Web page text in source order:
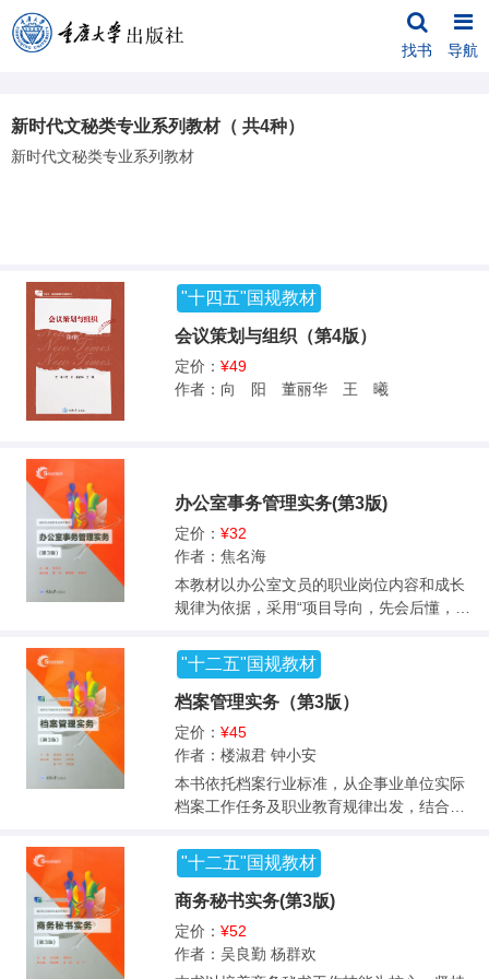
找书 导航
新时代文秘类专业系列教材（ 共4种）
新时代文秘类专业系列教材
"十四五"国规教材
会议策划与组织（第4版）
定价： ¥49
作者：向 阳 董丽华 王 曦
办公室事务管理实务(第3版)
定价： ¥32
作者：焦名海
本教材以办公室文员的职业岗位内容和成长
规律为依据，采用“项目导向，先会后懂，理
构，将职业素质、职业能力和职业技能培养
作为目标，通过项目引导，以工作任务为核
心，借助真实的办公室工作案例为载体，同
时通过教、学、做一体化训练秘书职业技
能，使教材具有较强的可操作性。 本书共4编
13个项目：第一编为入职办公室，包括认识
办公室事务、熟悉办公的环境两个项目；第
二编为办公室前台工作，包括办公室邮件处
常工作，这是本书的重点，包括办理办公室
文件、安排日常会议、办公室印信管理、办
公室后勤管理、上司出差服务、办公室值班
与考勤工作、办公室信息资源管理七个项
目；第四编为办公室专项工作，包括活动的
组织与安排、办理证照批文两个项目。每个
"十二五"国规教材
档案管理实务（第3版）
定价： ¥45
作者：楼淑君 钟小安
本书依托档案行业标准，从企事业单位实际
档案工作任务及职业教育规律出发，结合职
内容，重点突出实务操作技能。全书共设计
了十一个教学项目：档案与档案工作、文书
档案管理、科技档案管理、人事档案管理、
会计档案管理、特殊载体档案管理、档案保
管工作、档案检索与统计工作、档案利用服
务与编研工作、综合档案室建设与管理、档
"十二五"国规教材
商务秘书实务(第3版)
定价： ¥52
作者：吴良勤 杨群欢